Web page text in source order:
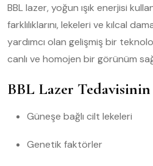
BBL lazer, yoğun ışık enerjisi
farklılıklarını, lekeleri ve kılcal
yardımcı olan gelişmiş bir
canlı ve homojen bir görünüm
BBL Lazer
Güneşe bağlı cilt lekeleri
Genetik faktörler